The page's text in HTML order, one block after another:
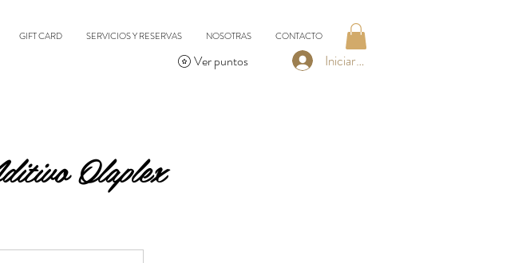
GIFT CARD SERVICIOS Y RESERVAS NOSOTRAS CONTACTO
Iniciar sesión
Ver puntos
Olaplex